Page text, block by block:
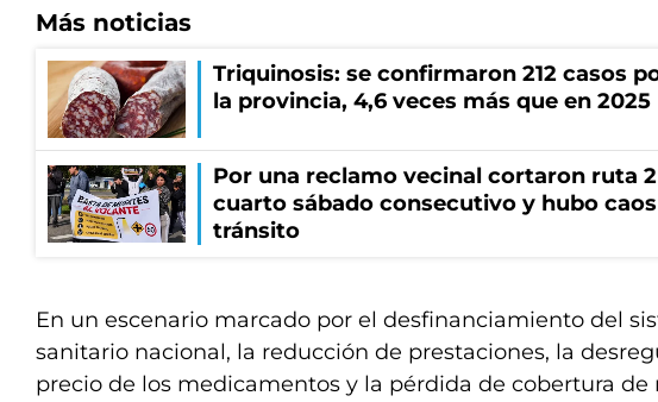
Más noticias
Triquinosis: se confirmaron 212 casos
la provincia, 4,6 veces más que en 2025
Por una reclamo vecinal cortaron ruta
cuarto sábado consecutivo y hubo
tránsito
En un escenario marcado por el desfinanciamiento del
sanitario nacional, la reducción de prestaciones, la
precio de los medicamentos y la pérdida de cobertura de